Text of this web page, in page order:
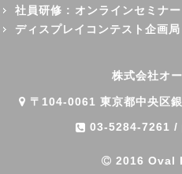
社員研修 : オンラインセミナー
ディスプレイコンテスト企画局
株式会社オ
〒104-0061 東京都中央区
03-5284-7261 /
2016 Oval